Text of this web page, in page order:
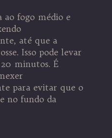
ao fogo médio e
até que a
Isso pode levar
20 minutos. É
para evitar que o
no fundo da